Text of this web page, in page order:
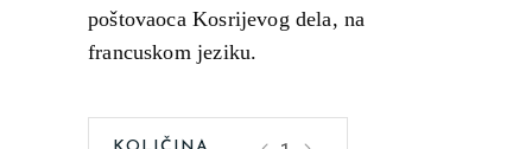
poštovaoca Kosrijevog dela, na
francuskom jeziku.